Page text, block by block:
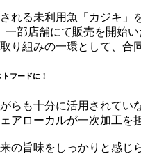
れる未利用魚「カジキ」
部店舗にて販売を開始い
り組みの一環として、合
フードに！
らも十分に活用されてい
アローカルが一次加工を
の旨味をしっかりと感じ